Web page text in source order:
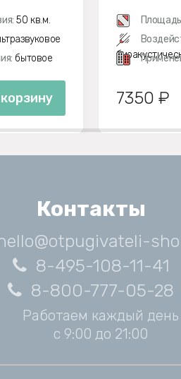
50 кв.м.
бытовое
7350 ₽
Контакты
8-495-108-11-41
8-800-777-05-28
Работаем каждый день
с 9:00 до 21:00